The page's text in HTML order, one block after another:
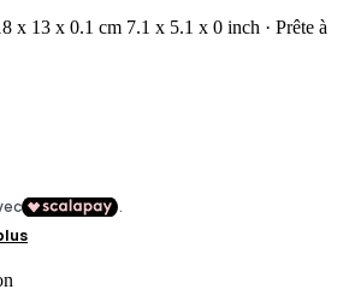
x 13 x 0.1 cm 7.1 x 5.1 x 0 inch · Prête à